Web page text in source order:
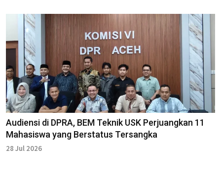
Audiensi di DPRA, BEM Teknik USK Perjuangkan 11
Mahasiswa yang Berstatus Tersangka
28 Jul 2026